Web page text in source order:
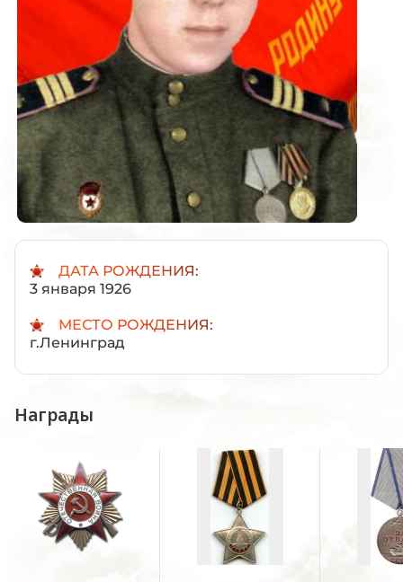
ДАТА РОЖДЕНИЯ:
3 января 1926
МЕСТО РОЖДЕНИЯ:
г.Ленинград
Награды